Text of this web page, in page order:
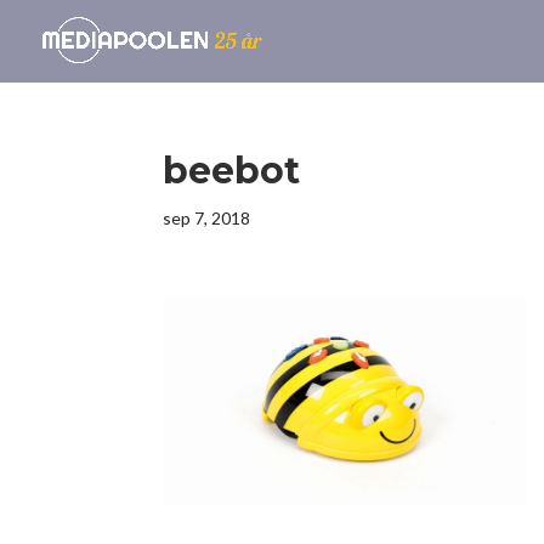
beebot
sep 7, 2018